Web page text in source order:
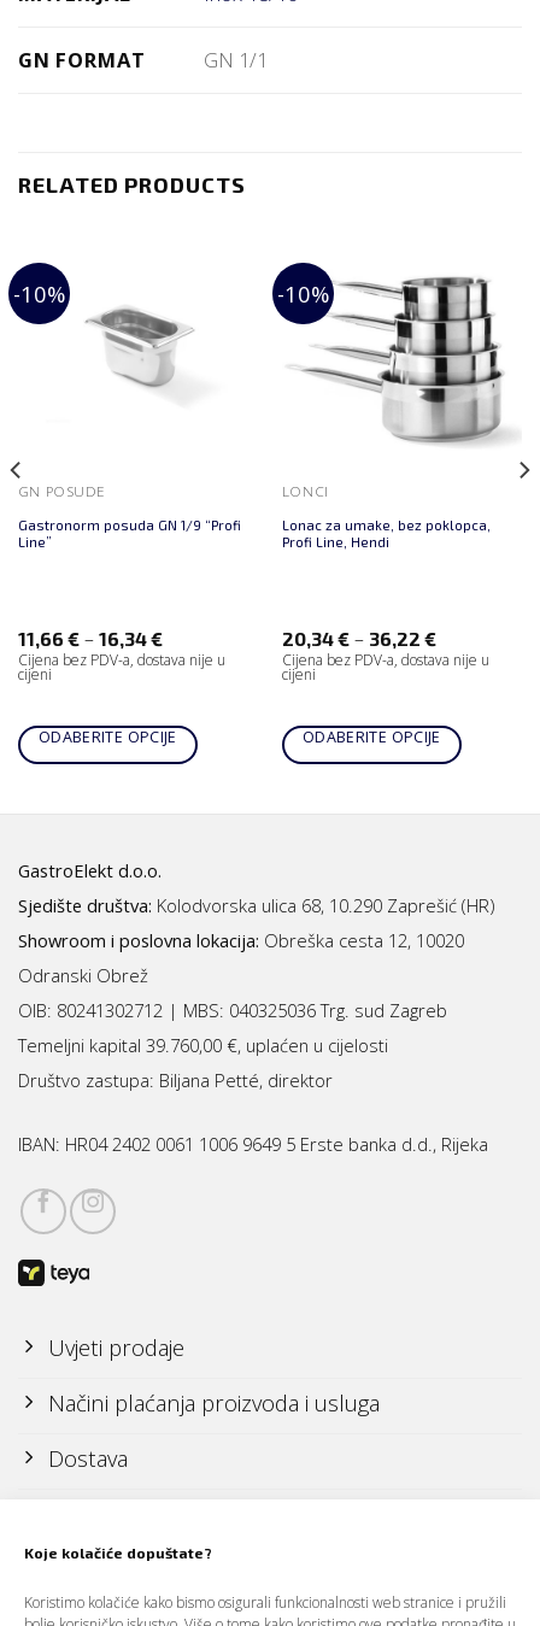
Koje kolačiće dopuštate?
Koristimo kolačiće kako bismo osigurali funkcionalnosti web stranice i pružili
GN FORMAT GN 1/1
RELATED PRODUCTS
-10%
GN POSUDE
Gastronorm posuda GN 1/9 “Profi
Line”
11,66 €– 16,34€
Cijena bez PDV-a, dostava nije u
cijeni
ODABERITE OPCIJE
-10%
LONCI
Lonac za umake, bez poklopca,
Profi Line, Hendi
20,34€– 36,22 €
Cijena bez PDV-a, dostava nije u
cijeni
ODABERITE OPCIJE
GastroElekt d.o.o.
Sjedište društva: Kolodvorska ulica 68, 10.290 Zaprešić (HR)
Showroom i poslovna lokacija: Obreška cesta 12, 10020
Odranski Obrež
OIB: 80241302712 | MBS: 040325036 Trg. sud Zagreb
Temeljni kapital 39.760,00 €, uplaćen u cijelosti
Društvo zastupa: Biljana Petté, direktor
IBAN: HR04 2402 0061 1006 9649 5 Erste banka d.d., Rijeka
Uvjeti prodaje
Načini plaćanja proizvoda i usluga
Dostava
Politika zaštite osobnih podataka (GDPR)